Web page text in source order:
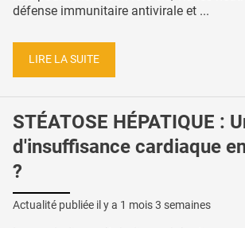
défense immunitaire antivirale et ...
LIRE LA SUITE
STÉATOSE HÉPATIQUE :
d'insuffisance cardiaque
?
Actualité publiée il y a 1 mois 3 semaines